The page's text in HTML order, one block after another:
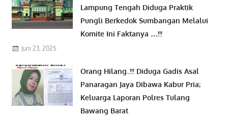
Lampung Tengah Diduga Praktik
Pungli Berkedok Sumbangan Melalui
Komite Ini Faktanya …!!!
Juni 23, 2025
Orang Hilang..!!! Diduga Gadis Asal
Panaragan Jaya Dibawa Kabur Pria;
Keluarga Laporan Polres Tulang
Bawang Barat